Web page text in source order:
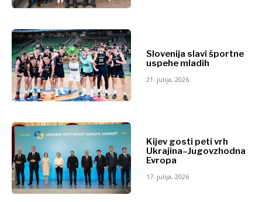
Business &
Economy
Poslovne
zgodbe
Poljoprivreda
Industrija
Gradbeništvo
Energija
Okolje
Finance
zgodbe
Imenovanja
Poljoprivreda
Industrija
Gradbeništvo
Finance
Znanost
Rudarstvo
Maloprodaja
Slovenija slavi športne
uspehe mladih
21. julija, 2026
Kijev gosti peti vrh
Ukrajina–Jugovzhodna
Evropa
17. julija, 2026